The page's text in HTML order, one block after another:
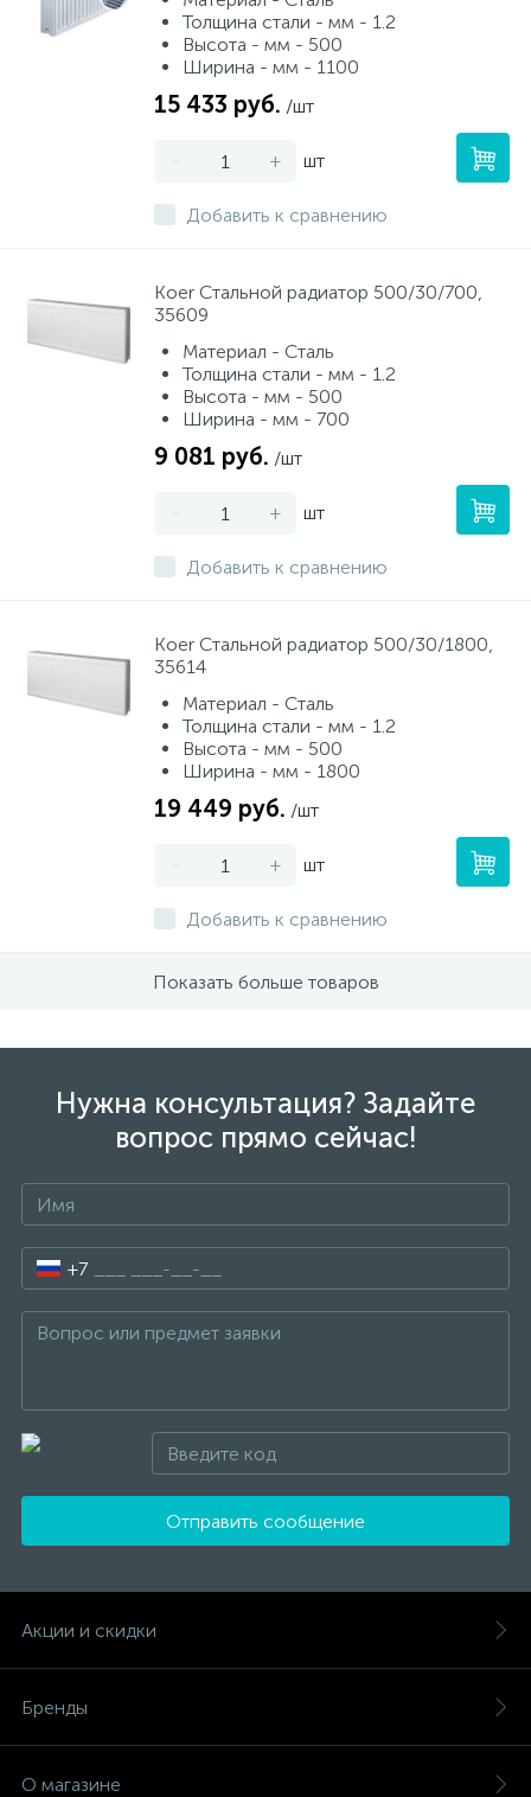
Толщина стали - мм - 1.2
Высота - мм - 500
Ширина - мм - 1100
15 433 руб. /шт
- + шт
Добавить к сравнению
Koer Стальной радиатор 500/30/700,
35609
Материал - Сталь
Толщина стали - мм - 1.2
Высота - мм - 500
Ширина - мм - 700
9 081 руб. /шт
- + шт
Добавить к сравнению
Koer Стальной радиатор 500/30/1800,
35614
Материал - Сталь
Толщина стали - мм - 1.2
Высота - мм - 500
Ширина - мм - 1800
19 449 руб. /шт
- + шт
Добавить к сравнению
Показать больше товаров
Нужна консультация? Задайте
вопрос прямо сейчас!
+7
Отправить сообщение
Акции и скидки
Бренды
О магазине